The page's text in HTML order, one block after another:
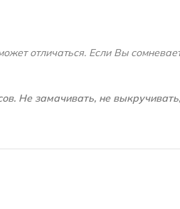
отличаться. Если Вы
Не замачивать, не